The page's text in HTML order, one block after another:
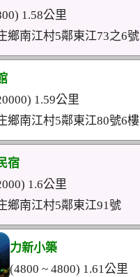
1.58公里
鄉南江村5鄰東江73之6號
1.59公里
鄉南江村5鄰東江80號6樓
宿
1.6公里
鄉南江村5鄰東江91號
力新小築
(4800 ~ 4800) 1.61公里